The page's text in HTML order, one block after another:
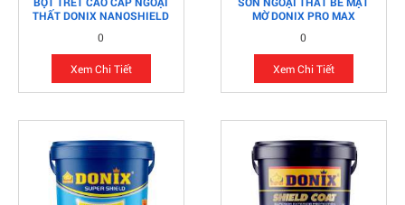
THẤT DONIX NANOSHIELD
0
Xem Chi Tiết
MỜ DONIX PRO MAX
0
Xem Chi Tiết